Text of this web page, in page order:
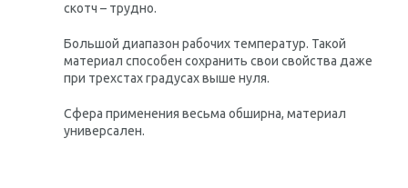
скотч – трудно.
Большой диапазон рабочих температур. Такой
материал способен сохранить свои свойства даже
при трехстах градусах выше нуля.
Сфера применения весьма обширна, материал
универсален.